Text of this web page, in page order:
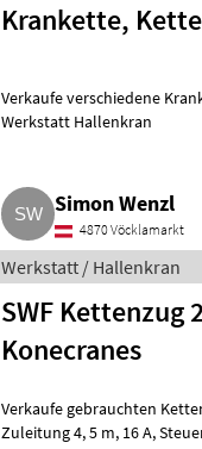
Krankette,
Verkaufe verschiedene Kranketten, 1 Strang, 2 Strang, 4
Werkstatt Hallenkran
Simon Wenzl
4870 Vöcklamarkt
Werkstatt / Hallenkran
SWF Kettenzug
Konecranes
Verkaufe gebrauchten Kettenzug
Zuleitung 4, 5 m, 16 A, Steuerkabel 2 m, Fahrwerk Spurweite 120 m (leicht